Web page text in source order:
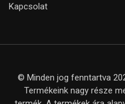
Kapcsolat
© Minden jog fenntartva
Termékeink nagy része